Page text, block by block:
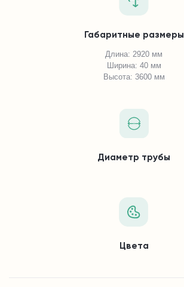
Габаритные размеры
Длина: 2920 мм
Ширина: 40 мм
Высота: 3600 мм
Диаметр трубы
Цвета